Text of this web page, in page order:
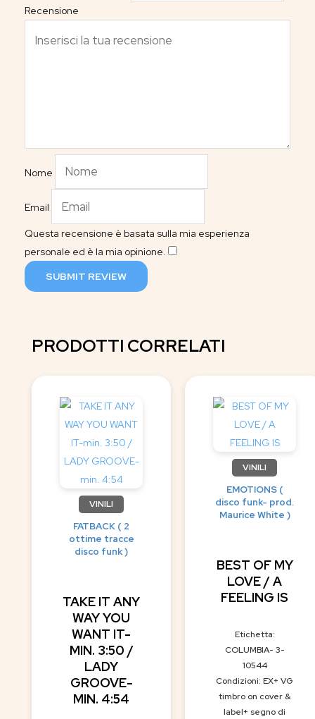
Recensione
Nome
Email
Questa recensione è basata sulla mia esperienza
personale ed è la mia opinione.
SUBMIT REVIEW
PRODOTTI CORRELATI
VINILI
FATBACK ( 2
ottime tracce
disco funk )
TAKE IT ANY
WAY YOU
WANT IT-
MIN. 3:50 /
LADY
GROOVE-
MIN. 4:54
VINILI
EMOTIONS (
disco funk- prod.
Maurice White )
BEST OF MY
LOVE / A
FEELING IS
Etichetta:
COLUMBIA- 3-
10544
Condizioni: EX+ VG
timbro on cover &
label+ segno di